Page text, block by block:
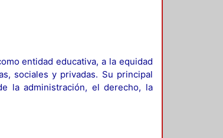
entidad educativa, a la equidad
sociales y privadas. Su principal
la administración, el derecho, la